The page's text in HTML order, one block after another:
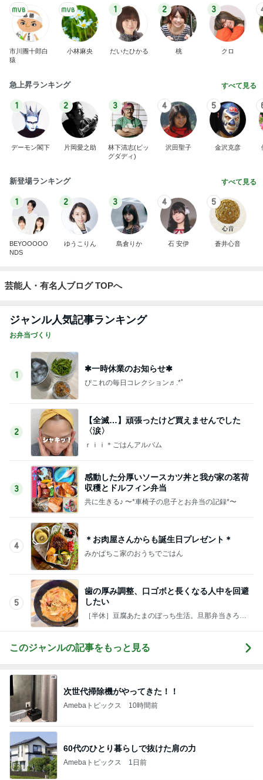
市川團十郎白
猿
小林麻央
1
だいたひかる
2
桃
3
クロ
急上昇ランキング すべて見る
1
デーモン閣下
2
片岡愛之助
3
林下清志(ビッ
グダディ)
4
沢田聖子
5
金沢克彦
新登場ランキング すべて見る
1
BEYOOOOO
NDS
2
ゆうこりん
3
島倉りか
4
石 安伊
5
蒼井心音
芸能人・有名人ブログ TOPへ
ジャンル人気記事ランキング
お弁当づくり
1
✱一時休業のお知らせ✱
ぴこれの毎日コレクション♬.*ﾟ
2
【全滅…】頑張ったけど買えませんでした
〈涙〉
ｒｉｉ＊ごはんアルバム
3
感動した分厚いソースカツ丼と我が家の茗荷
収穫とドルフィン弁当
共に生きる♪ 〜*車椅子の息子とお弁当の記録*〜
4
＊お肉屋さんからも誕生日プレゼント＊
みかぱちこ家のおうちでごはん
5
歯の厚み調整、口ゴボと長くなる人中を回避
したい
［半休］豆腐あたまのぼっち生活。旦那弁当きろく
このジャンルの記事をもっと見る
次世代掃除機がやってきた！！
Amebaトピックス 10時間前
60代のひとり暮らしで抜けた肩の力
Amebaトピックス 1日前